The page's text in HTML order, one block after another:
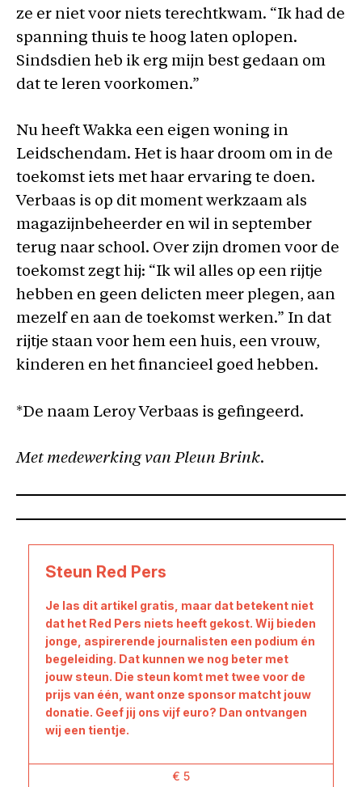
ze er niet voor niets terechtkwam. “Ik had de
spanning thuis te hoog laten oplopen.
Sindsdien heb ik erg mijn best gedaan om
dat te leren voorkomen.”
Nu heeft Wakka een eigen woning in
Leidschendam. Het is haar droom om in de
toekomst iets met haar ervaring te doen.
Verbaas is op dit moment werkzaam als
magazijnbeheerder en wil in september
terug naar school. Over zijn dromen voor de
toekomst zegt hij: “Ik wil alles op een rijtje
hebben en geen delicten meer plegen, aan
mezelf en aan de toekomst werken.” In dat
rijtje staan voor hem een huis, een vrouw,
kinderen en het financieel goed hebben.
*De naam Leroy Verbaas is gefingeerd.
Met medewerking van Pleun Brink.
Steun Red Pers
Je las dit artikel gratis, maar dat betekent niet
dat het Red Pers niets heeft gekost. Wij bieden
jonge, aspirerende journalisten een podium én
begeleiding. Dat kunnen we nog beter met
jouw steun. Die steun komt met twee voor de
prijs van één, want onze sponsor matcht jouw
donatie. Geef jij ons vijf euro? Dan ontvangen
wij een tientje.
€ 5